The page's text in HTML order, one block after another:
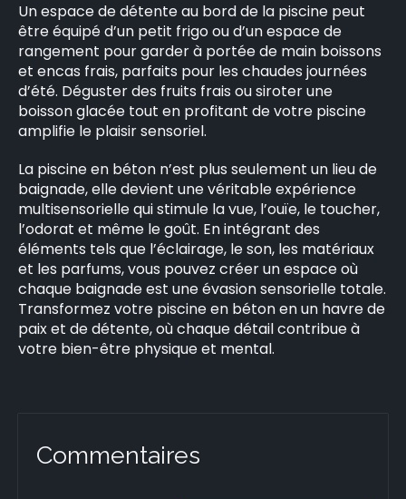
Un espace de détente au bord de la piscine peut
être équipé d’un petit frigo ou d’un espace de
rangement pour garder à portée de main boissons
et encas frais, parfaits pour les chaudes journées
d’été. Déguster des fruits frais ou siroter une
boisson glacée tout en profitant de votre piscine
amplifie le plaisir sensoriel.
La piscine en béton n’est plus seulement un lieu de
baignade, elle devient une véritable expérience
multisensorielle qui stimule la vue, l’ouïe, le toucher,
l’odorat et même le goût. En intégrant des
éléments tels que l’éclairage, le son, les matériaux
et les parfums, vous pouvez créer un espace où
chaque baignade est une évasion sensorielle totale.
Transformez votre piscine en béton en un havre de
paix et de détente, où chaque détail contribue à
votre bien-être physique et mental.
Commentaires